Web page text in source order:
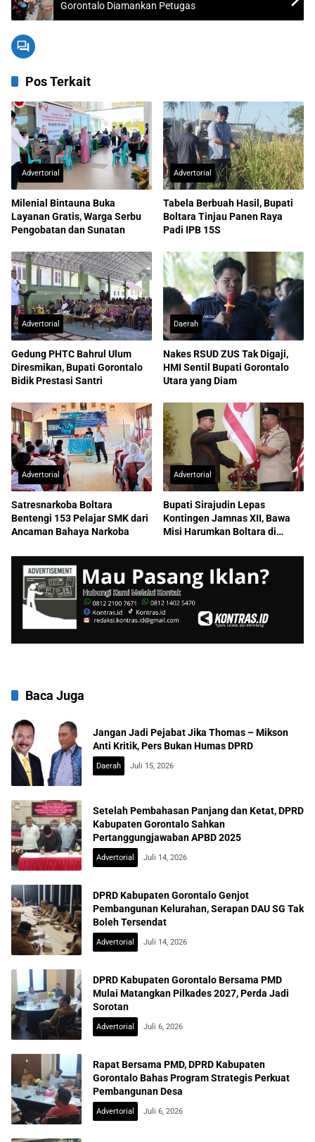
Gorontalo Diamankan Petugas
Pos Terkait
Advertorial
Milenial Bintauna Buka
Layanan Gratis, Warga Serbu
Pengobatan dan Sunatan
Advertorial
Tabela Berbuah Hasil, Bupati
Boltara Tinjau Panen Raya
Padi IPB 15S
Advertorial
Gedung PHTC Bahrul Ulum
Diresmikan, Bupati Gorontalo
Bidik Prestasi Santri
Daerah
Nakes RSUD ZUS Tak Digaji,
HMI Sentil Bupati Gorontalo
Utara yang Diam
Advertorial
Satresnarkoba Boltara
Bentengi 153 Pelajar SMK dari
Ancaman Bahaya Narkoba
Advertorial
Bupati Sirajudin Lepas
Kontingen Jamnas XII, Bawa
Misi Harumkan Boltara di
Baca Juga
Jangan Jadi Pejabat Jika Thomas – Mikson
Anti Kritik, Pers Bukan Humas DPRD
Daerah Juli 15, 2026
Setelah Pembahasan Panjang dan Ketat, DPRD
Kabupaten Gorontalo Sahkan
Pertanggungjawaban APBD 2025
Advertorial Juli 14, 2026
DPRD Kabupaten Gorontalo Genjot
Pembangunan Kelurahan, Serapan DAU SG Tak
Boleh Tersendat
Advertorial Juli 14, 2026
DPRD Kabupaten Gorontalo Bersama PMD
Mulai Matangkan Pilkades 2027, Perda Jadi
Sorotan
Advertorial Juli 6, 2026
Rapat Bersama PMD, DPRD Kabupaten
Gorontalo Bahas Program Strategis Perkuat
Pembangunan Desa
Advertorial Juli 6, 2026